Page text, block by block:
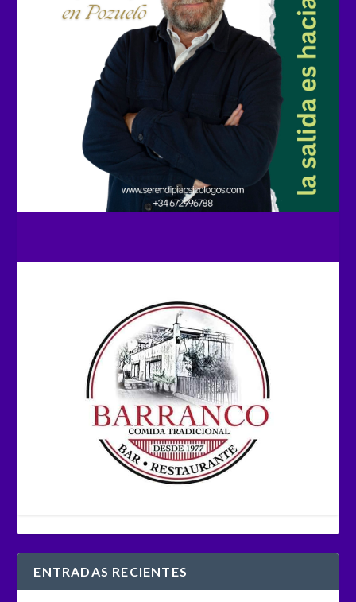
ENTRADAS RECIENTES